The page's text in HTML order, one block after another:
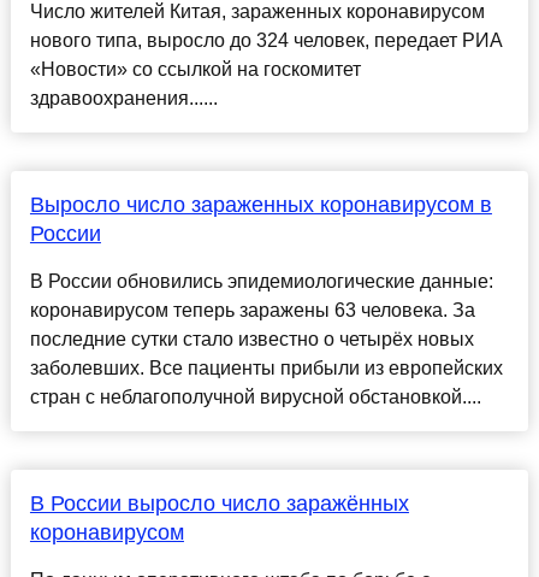
Число жителей Китая, зараженных коронавирусом
нового типа, выросло до 324 человек, передает РИА
«Новости» со ссылкой на госкомитет
здравоохранения......
Выросло число зараженных коронавирусом в
России
В России обновились эпидемиологические данные:
коронавирусом теперь заражены 63 человека. За
последние сутки стало известно о четырёх новых
заболевших. Все пациенты прибыли из европейских
стран с неблагополучной вирусной обстановкой....
В России выросло число заражённых
коронавирусом